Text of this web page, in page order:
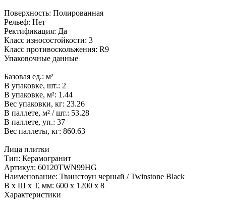
Поверхность: Полированная
Рельеф: Нет
Ректификация: Да
Класс износостойкости: 3
Класс противоскольжения: R9
Упаковочные данные
Базовая ед.: м²
В упаковке, шт.: 2
В упаковке, м²: 1.44
Вес упаковки, кг: 23.26
В паллете, м² / шт.: 53.28
В паллете, уп.: 37
Вес паллеты, кг: 860.63
Лица плитки
Тип: Керамогранит
Артикул: 60120TWN99HG
Наименование: Твинстоун черный / Twinstone Black
В x Ш x Т, мм: 600 x 1200 x 8
Характеристики